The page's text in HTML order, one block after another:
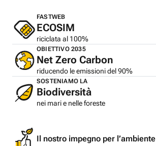
FASTWEB
ECOSIM
riciclata al 100%
OBIETTIVO 2035
Net Zero Carbon
riducendo le emissioni del 90%
SOSTENIAMO LA
Biodiversità
nei mari e nelle foreste
Il nostro impegno per l’ambiente